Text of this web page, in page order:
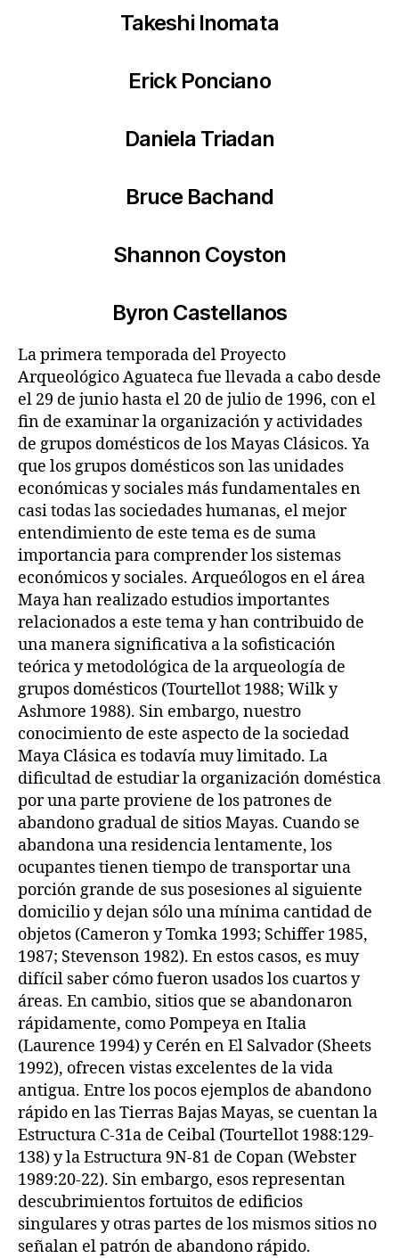
Takeshi Inomata
Erick Ponciano
Daniela Triadan
Bruce Bachand
Shannon Coyston
Byron Castellanos
La primera temporada del Proyecto
Arqueológico Aguateca fue llevada a cabo desde
el 29 de junio hasta el 20 de julio de 1996, con el
fin de examinar la organización y actividades
de grupos domésticos de los Mayas Clásicos. Ya
que los grupos domésticos son las unidades
económicas y sociales más fundamentales en
casi todas las sociedades humanas, el mejor
entendimiento de este tema es de suma
importancia para comprender los sistemas
económicos y sociales. Arqueólogos en el área
Maya han realizado estudios importantes
relacionados a este tema y han contribuido de
una manera significativa a la sofisticación
teórica y metodológica de la arqueología de
grupos domésticos (Tourtellot 1988; Wilk y
Ashmore 1988). Sin embargo, nuestro
conocimiento de este aspecto de la sociedad
Maya Clásica es todavía muy limitado. La
dificultad de estudiar la organización doméstica
por una parte proviene de los patrones de
abandono gradual de sitios Mayas. Cuando se
abandona una residencia lentamente, los
ocupantes tienen tiempo de transportar una
porción grande de sus posesiones al siguiente
domicilio y dejan sólo una mínima cantidad de
objetos (Cameron y Tomka 1993; Schiffer 1985,
1987; Stevenson 1982). En estos casos, es muy
difícil saber cómo fueron usados los cuartos y
áreas. En cambio, sitios que se abandonaron
rápidamente, como Pompeya en Italia
(Laurence 1994) y Cerén en El Salvador (Sheets
1992), ofrecen vistas excelentes de la vida
antigua. Entre los pocos ejemplos de abandono
rápido en las Tierras Bajas Mayas, se cuentan la
Estructura C-31a de Ceibal (Tourtellot 1988:129-
138) y la Estructura 9N-81 de Copan (Webster
1989:20-22). Sin embargo, esos representan
descubrimientos fortuitos de edificios
singulares y otras partes de los mismos sitios no
señalan el patrón de abandono rápido.